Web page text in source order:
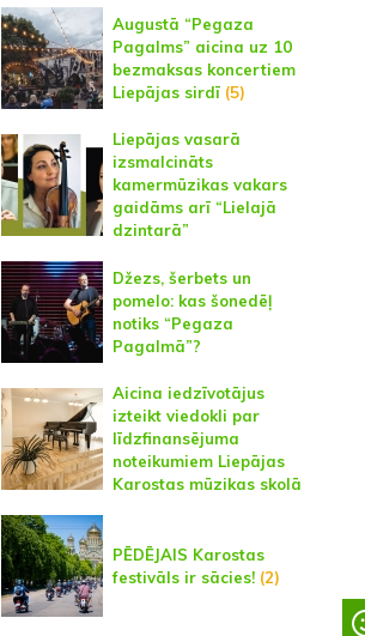
Augustā “Pegaza
Pagalms” aicina uz 10
bezmaksas koncertiem
Liepājas sirdī(5)
Liepājas vasarā
izsmalcināts
kamermūzikas vakars
gaidāms arī “Lielajā
dzintarā”
Džezs, šerbets un
pomelo: kas šonedēļ
notiks “Pegaza
Pagalmā”?
Aicina iedzīvotājus
izteikt viedokli par
līdzfinansējuma
noteikumiem Liepājas
Karostas mūzikas skolā
PĒDĒJAIS Karostas
festivāls ir sācies!(2)